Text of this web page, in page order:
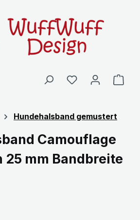
Hundehalsband gemustert
Camouflage
mm Bandbreite